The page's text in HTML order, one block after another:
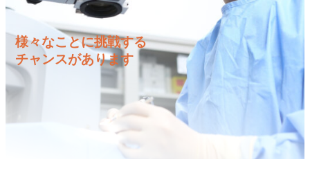
様々なことに挑戦する
チャンスがあります